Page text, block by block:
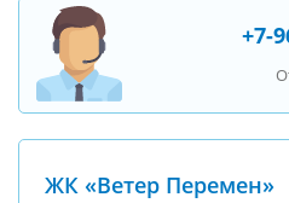
+7-
ЖК «Ветер Перемен»